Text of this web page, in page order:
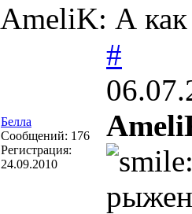
AmeliK: А как
Белла
Cообщений: 176
Регистрация:
24.09.2010
#